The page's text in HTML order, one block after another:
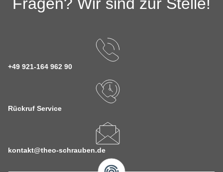
+49 921-164 962 90
Rückruf Service
kontakt@theo-schrauben.de